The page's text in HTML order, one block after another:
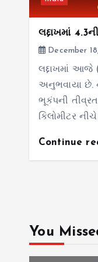
લદ્દાખમાં
December
લદ્દાખમાં આજે
અનુભવાયા છે.
ભૂકંપની
કિલોમીટર
Continue
You